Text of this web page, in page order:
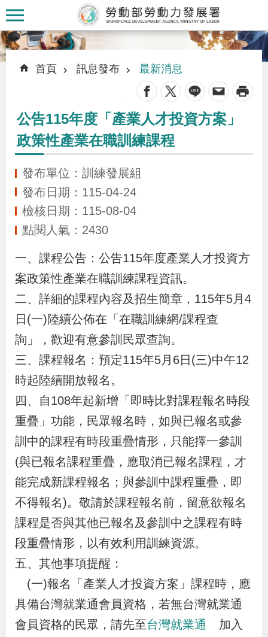
跳到主要內容區塊
認
識
署
訊
息
發
布
為
民
服
務
業
務
專
區
線
上
申
辦
導
專
:::
::: 首頁 訊息發布 最新消息
公告115年度「產業人才投資方案」
政策性產業在職訓練課程
發布單位：訓練發展組
發布日期：115-04-24
檢核日期：115-08-04
點閱人氣：2430
一、課程公告：公告115年度產業人才投資方
案政策性產業在職訓練課程資訊。
二、詳細的課程內容及招生簡章，115年5月4
日(一)陸續公佈在「在職訓練網/課程查
詢」，歡迎有意參訓民眾查詢。
三、課程報名：預定115年5月6日(三)中午12
時起陸續開放報名。
四、自108年起新增「即時比對課程報名時段
重疊」功能，民眾報名時，如與已報名或參
訓中的課程有時段重疊情形，只能擇一參訓
(與已報名課程重疊，應取消已報名課程，才
能完成新課程報名；與參訓中課程重疊，即
不得報名)。敬請於課程報名前，留意欲報名
課程是否與其他已報名及參訓中之課程有時
段重疊情形，以有效利用訓練資源。
五、其他事項提醒：
(一)報名「產業人才投資方案」課程時，應
具備台灣就業通會員資格，若無台灣就業通
會員資格的民眾，請先至台灣就業通
加入